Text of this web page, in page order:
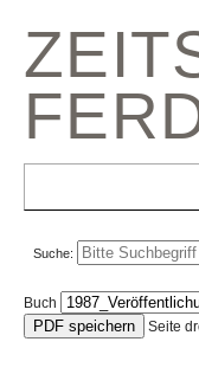
Suche:
Buch
Seite